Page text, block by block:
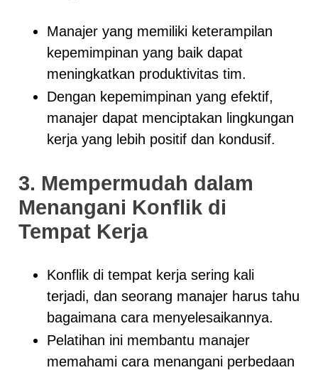
Manajer yang memiliki keterampilan
kepemimpinan yang baik dapat
meningkatkan produktivitas tim.
Dengan kepemimpinan yang efektif,
manajer dapat menciptakan lingkungan
kerja yang lebih positif dan kondusif.
3. Mempermudah dalam
Menangani Konflik di
Tempat Kerja
Konflik di tempat kerja sering kali
terjadi, dan seorang manajer harus tahu
bagaimana cara menyelesaikannya.
Pelatihan ini membantu manajer
memahami cara menangani perbedaan